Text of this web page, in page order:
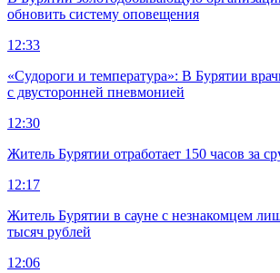
обновить систему оповещения
12:33
«Судороги и температура»: В Бурятии
с двусторонней пневмонией
12:30
Житель Бурятии отработает 150 часов за
12:17
Житель Бурятии в сауне с незнакомцем
тысяч рублей
12:06